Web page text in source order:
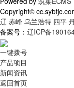
Copyright©
辽 赤峰 乌兰浩特 四平
备案号： 辽ICP备
一键拨号
产品项目
新闻资讯
返回首页